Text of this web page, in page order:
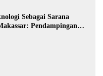
Sebagai Sarana
Pendampingan